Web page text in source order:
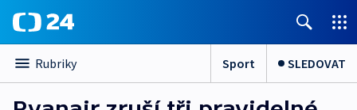
Rubriky Sport SLEDOVAT